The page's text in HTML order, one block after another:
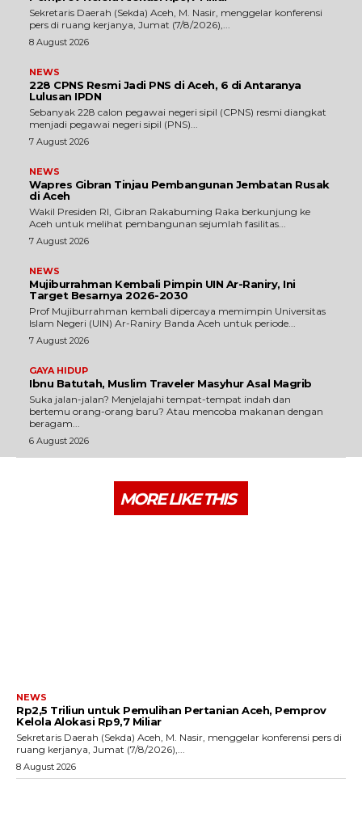
‎Sekretaris Daerah (Sekda) Aceh, M. Nasir, menggelar konferensi
pers di ruang kerjanya, Jumat (7/8/2026),...
8 August 2026
NEWS
228 CPNS Resmi Jadi PNS di Aceh, 6 di Antaranya
Lulusan IPDN
Sebanyak 228 calon pegawai negeri sipil (CPNS) resmi diangkat
menjadi pegawai negeri sipil (PNS)...
7 August 2026
NEWS
Wapres Gibran Tinjau Pembangunan Jembatan Rusak
di Aceh
Wakil Presiden RI, Gibran Rakabuming Raka berkunjung ke
Aceh untuk melihat pembangunan sejumlah fasilitas...
7 August 2026
NEWS
Mujiburrahman Kembali Pimpin UIN Ar-Raniry, Ini
Target Besarnya 2026-2030
Prof Mujiburrahman kembali dipercaya memimpin Universitas
Islam Negeri (UIN) Ar-Raniry Banda Aceh untuk periode...
7 August 2026
GAYA HIDUP
Ibnu Batutah, Muslim Traveler Masyhur Asal Magrib
Suka jalan-jalan? Menjelajahi tempat-tempat indah dan
bertemu orang-orang baru? Atau mencoba makanan dengan
beragam...
6 August 2026
MORE LIKE THIS
NEWS
Rp2,5 Triliun untuk Pemulihan Pertanian Aceh, Pemprov
Kelola Alokasi Rp9,7 Miliar
‎Sekretaris Daerah (Sekda) Aceh, M. Nasir, menggelar konferensi pers di
ruang kerjanya, Jumat (7/8/2026),...
8 August 2026